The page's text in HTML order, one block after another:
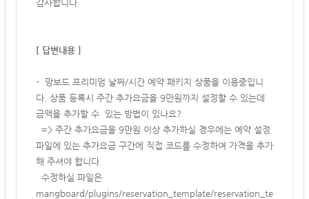
감사합니다.
[ 답변내용 ]
- 망보드 프리미엄 날짜/시간 예약 패키지 상품을 이용중입니
다. 상품 등록시 주간 추가요금을 9만원까지 설정할 수 있는데
금액을 추가할 수 있는 방법이 있나요?
=> 주간 추가요금을 9만원 이상 추가하실 경우에는 예약 설정
파일에 있는 추가요금 구간에 직접 코드를 수정하여 가격을 추가
해 주셔야 합니다.
수정하실 파일은
mangboard/plugins/reservation_template/reservation_te